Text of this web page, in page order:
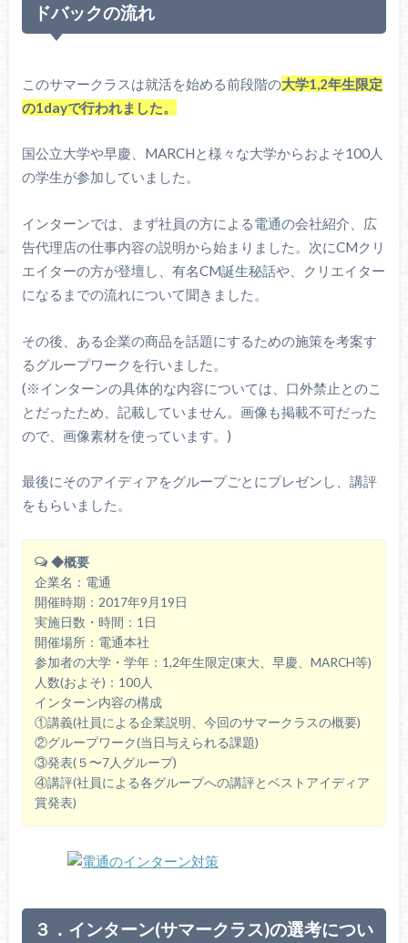
ドバックの流れ
このサマークラスは就活を始める前段階の大学1,2年生限定
の1dayで行われました。
国公立大学や早慶、MARCHと様々な大学からおよそ100人
の学生が参加していました。
インターンでは、まず社員の方による電通の会社紹介、広
告代理店の仕事内容の説明から始まりました。次にCMクリ
エイターの方が登壇し、有名CM誕生秘話や、クリエイター
になるまでの流れについて聞きました。
その後、ある企業の商品を話題にするための施策を考案す
るグループワークを行いました。
(※インターンの具体的な内容については、口外禁止とのこ
とだったため、記載していません。画像も掲載不可だった
ので、画像素材を使っています。)
最後にそのアイディアをグループごとにプレゼンし、講評
をもらいました。
◆概要
企業名：電通
開催時期：2017年9月19日
実施日数・時間：1日
開催場所：電通本社
参加者の大学・学年：1,2年生限定(東大、早慶、MARCH等)
人数(およそ)：100人
インターン内容の構成
①講義(社員による企業説明、今回のサマークラスの概要)
②グループワーク(当日与えられる課題)
③発表(５〜7人グループ)
④講評(社員による各グループへの講評とベストアイディア
賞発表)
３．インターン(サマークラス)の選考につい